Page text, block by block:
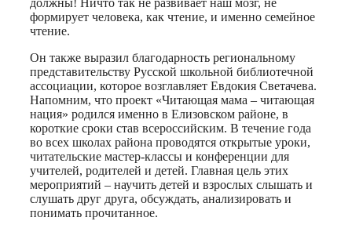
должны! Ничто так не развивает наш мозг, не
формирует человека, как чтение, и именно семейное
чтение.
Он также выразил благодарность региональному
представительству Русской школьной библиотечной
ассоциации, которое возглавляет Евдокия Светачева.
Напомним, что проект «Читающая мама – читающая
нация» родился именно в Елизовском районе, в
короткие сроки став всероссийским. В течение года
во всех школах района проводятся открытые уроки,
читательские мастер-классы и конференции для
учителей, родителей и детей. Главная цель этих
мероприятий – научить детей и взрослых слышать и
слушать друг друга, обсуждать, анализировать и
понимать прочитанное.